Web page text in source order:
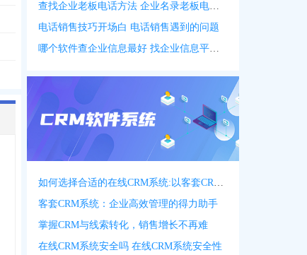
查找企业老板电话方法 企业名录老板电话名录
电话销售技巧开场白 电话销售遇到的问题
哪个软件查企业信息最好 找企业信息平台 app
如何选择合适的在线CRM系统:以客套CRM系统为例
客套CRM系统：企业高效管理的得力助手
掌握CRM与线索转化，销售增长不再难
在线CRM系统安全吗 在线CRM系统安全性